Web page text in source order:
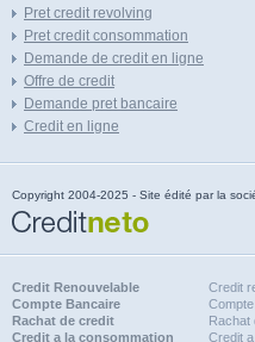
Pret credit revolving
Pret credit consommation
Demande de credit en ligne
Offre de credit
Demande pret bancaire
Credit en ligne
Copyright 2004-2025 - Site édité par la
Credit Renouvelable
Credit
Compte Bancaire
Rachat de credit
Rachat
Credit a la consommation
Credit